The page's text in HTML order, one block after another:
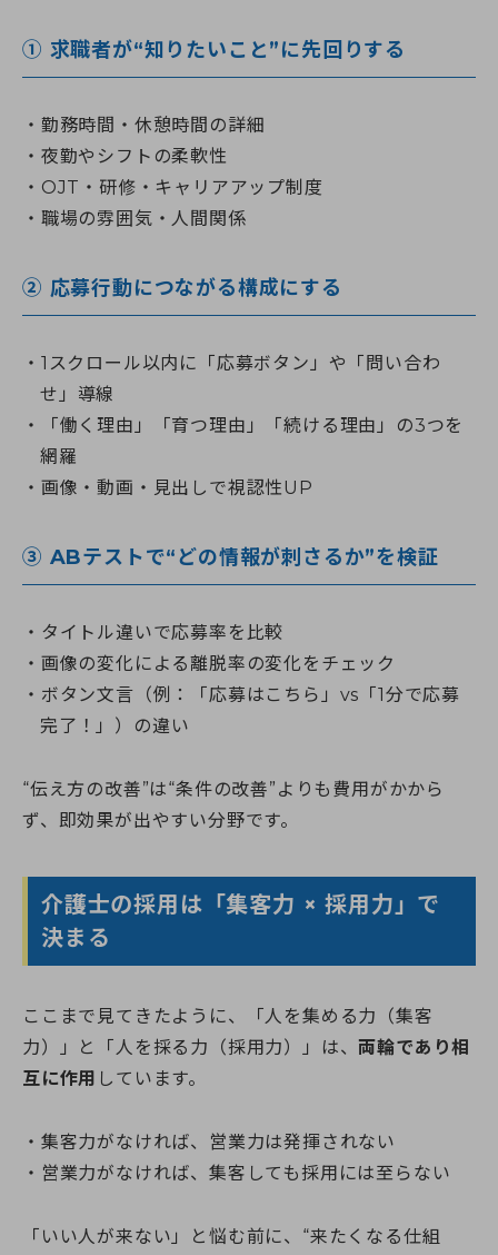
① 求職者が“知りたいこと”に先回りする
勤務時間・休憩時間の詳細
夜勤やシフトの柔軟性
OJT・研修・キャリアアップ制度
職場の雰囲気・人間関係
② 応募行動につながる構成にする
1スクロール以内に「応募ボタン」や「問い合わ
せ」導線
「働く理由」「育つ理由」「続ける理由」の3つを
網羅
画像・動画・見出しで視認性UP
③ ABテストで“どの情報が刺さるか”を検証
タイトル違いで応募率を比較
画像の変化による離脱率の変化をチェック
ボタン文言（例：「応募はこちら」vs「1分で応募
完了！」）の違い
“伝え方の改善”は“条件の改善”よりも費用がかから
ず、即効果が出やすい分野です。
介護士の採用は「集客力 × 採用力」で
決まる
ここまで見てきたように、「人を集める力（集客
力）」と「人を採る力（採用力）」は、両輪であり相
互に作用 しています。
集客力がなければ、営業力は発揮されない
営業力がなければ、集客しても採用には至らない
「いい人が来ない」と悩む前に、“来たくなる仕組